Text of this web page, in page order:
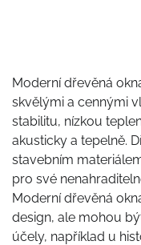
Moderní dřevěná
skvělými a cennými
stabilitu, nízkou
akusticky a tepelně.
stavebním
pro své
Modernídřevěná
design, ale mohou
účely, například u